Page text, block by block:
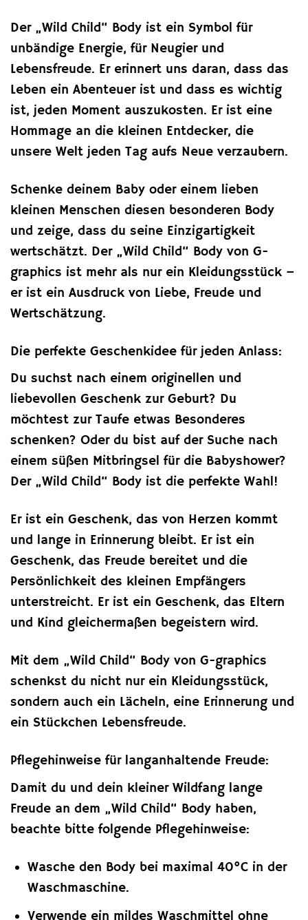
Der „Wild Child“ Body ist ein Symbol für
unbändige Energie, für Neugier und
Lebensfreude. Er erinnert uns daran, dass das
Leben ein Abenteuer ist und dass es wichtig
ist, jeden Moment auszukosten. Er ist eine
Hommage an die kleinen Entdecker, die
unsere Welt jeden Tag aufs Neue verzaubern.
Schenke deinem Baby oder einem lieben
kleinen Menschen diesen besonderen Body
und zeige, dass du seine Einzigartigkeit
wertschätzt. Der „Wild Child“ Body von G-
graphics ist mehr als nur ein Kleidungsstück –
er ist ein Ausdruck von Liebe, Freude und
Wertschätzung.
Die perfekte Geschenkidee für jeden Anlass:
Du suchst nach einem originellen und
liebevollen Geschenk zur Geburt? Du
möchtest zur Taufe etwas Besonderes
schenken? Oder du bist auf der Suche nach
einem süßen Mitbringsel für die Babyshower?
Der „Wild Child“ Body ist die perfekte Wahl!
Er ist ein Geschenk, das von Herzen kommt
und lange in Erinnerung bleibt. Er ist ein
Geschenk, das Freude bereitet und die
Persönlichkeit des kleinen Empfängers
unterstreicht. Er ist ein Geschenk, das Eltern
und Kind gleichermaßen begeistern wird.
Mit dem „Wild Child“ Body von G-graphics
schenkst du nicht nur ein Kleidungsstück,
sondern auch ein Lächeln, eine Erinnerung und
ein Stückchen Lebensfreude.
Pflegehinweise für langanhaltende Freude:
Damit du und dein kleiner Wildfang lange
Freude an dem „Wild Child“ Body haben,
beachte bitte folgende Pflegehinweise:
Wasche den Body bei maximal 40°C in der
Waschmaschine.